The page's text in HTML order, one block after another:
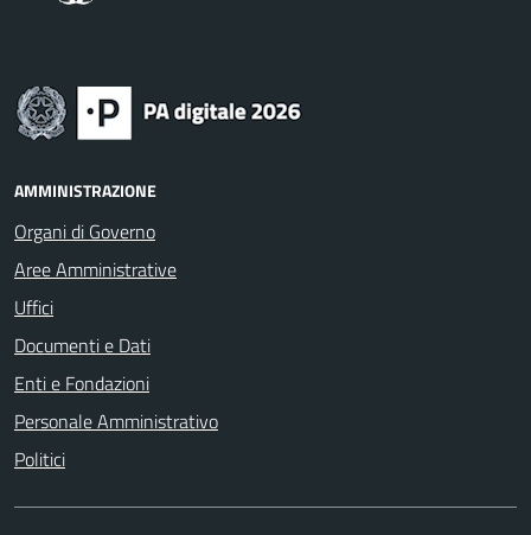
AMMINISTRAZIONE
Organi di Governo
Aree Amministrative
Uffici
Documenti e Dati
Enti e Fondazioni
Personale Amministrativo
Politici